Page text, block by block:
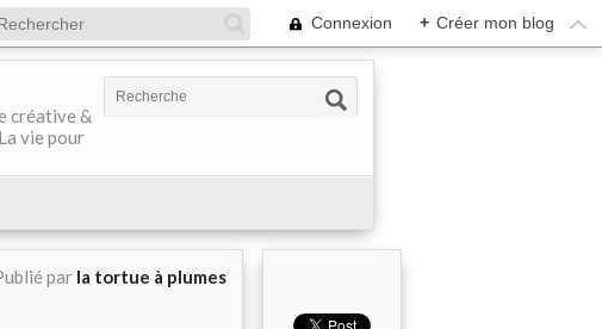
Connexion + Créer mon blog
créative &
vie pour
par la tortue à plumes